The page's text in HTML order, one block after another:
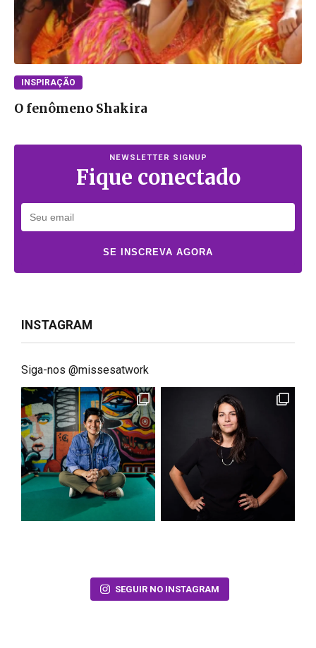
INSPIRAÇÃO
O fenômeno Shakira
NEWSLETTER SIGNUP
Fique conectado
SE INSCREVA AGORA
INSTAGRAM
Siga-nos @missesatwork
SEGUIR NO INSTAGRAM